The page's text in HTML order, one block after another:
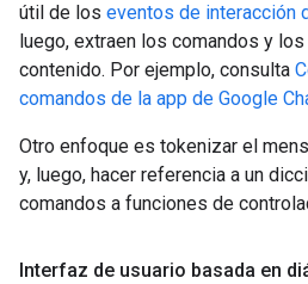
útil de los eventos de interacción
luego, extraen los comandos y
contenido. Por ejemplo, consulta
comandos de la app de Google
Otro enfoque es tokenizar el
y, luego, hacer referencia a un
comandos a funciones de
Interfaz de usuario basada en